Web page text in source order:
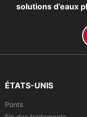
solutions d’eaux
ÉTATS-UNIS
Ponts